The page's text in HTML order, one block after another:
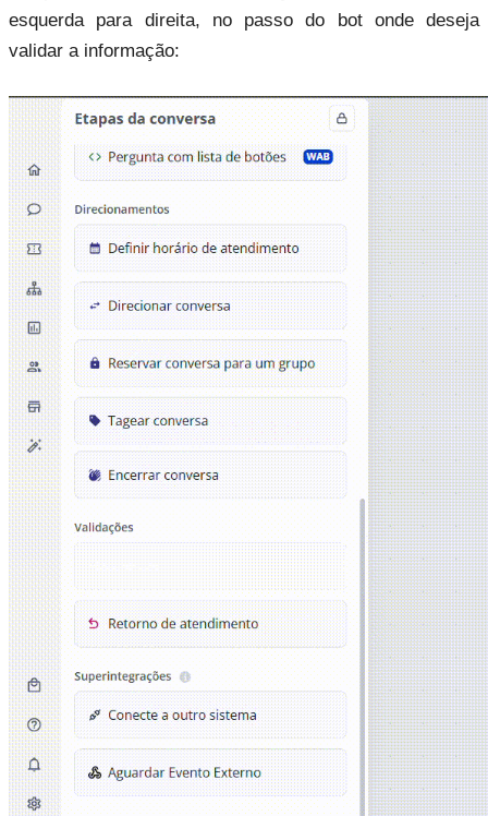
esquerda para direita, no passo do bot onde deseja
validar a informação: